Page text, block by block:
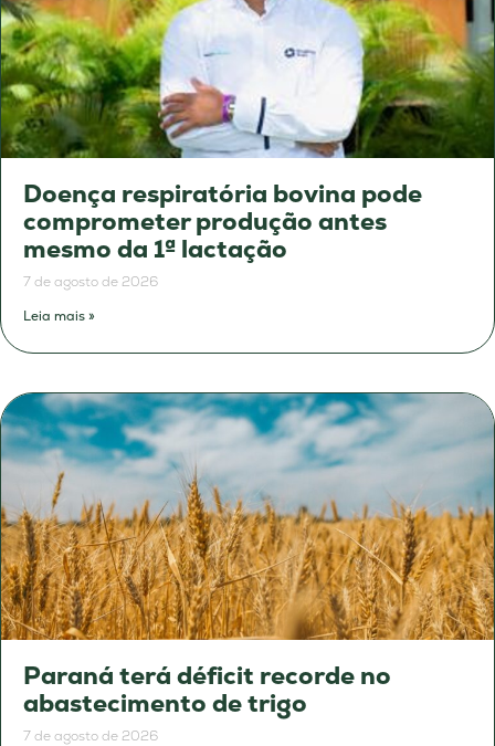
Doença respiratória bovina pode
comprometer produção antes
mesmo da 1ª lactação
7 de agosto de 2026
Leia mais »
Paraná terá déficit recorde no
abastecimento de trigo
7 de agosto de 2026